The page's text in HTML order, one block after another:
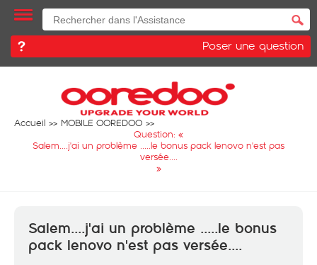
Poser une question
Accueil
MOBILE OOREDOO
Question: «
Salem....j'ai un problème .....le bonus pack lenovo n'est pas
versée....
»
Salem....j'ai un problème .....le bonus
pack lenovo n'est pas versée....